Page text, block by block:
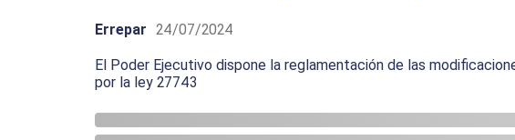
Errepar 24/07/2024
El Poder Ejecutivo dispone la reglamentación de las
por la ley 27743